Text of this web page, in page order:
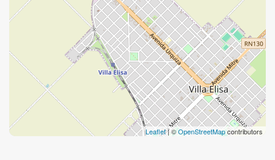
Leaflet| ©OpenStreetMapcontributors